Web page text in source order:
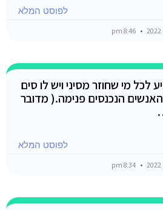
לפוסט המלא
מי שחוזר מסיני ויש לו סים
הנכנסים פנימה.( מדובר
לפוסט המלא